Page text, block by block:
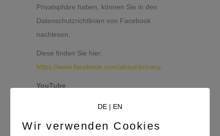
Privatsphäre haben, können Sie in den
Datenschutzrichtlinien von Facebook
nachlesen.
Diese finden Sie hier:
https://www.facebook.com/about/privacy
YouTube
betriebenen Seite YouTube. Betreiber der
Seiten ist die YouTube, LLC, 901 Cherry Ave.,
DE| EN
Wir verwenden Cookies